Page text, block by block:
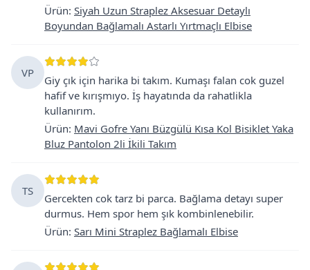
Ürün: Siyah Uzun Straplez Aksesuar Detaylı
Boyundan Bağlamalı Astarlı Yırtmaçlı Elbise
VP
Giy çık için harika bi takım. Kumaşı falan cok guzel
hafif ve kırışmıyo. İş hayatında da rahatlikla
kullanırım.
Ürün: Mavi Gofre Yanı Büzgülü Kısa Kol Bisiklet Yaka
Bluz Pantolon 2li İkili Takım
TS
Gercekten cok tarz bi parca. Bağlama detayı super
durmus. Hem spor hem şık kombinlenebilir.
Ürün: Sarı Mini Straplez Bağlamalı Elbise